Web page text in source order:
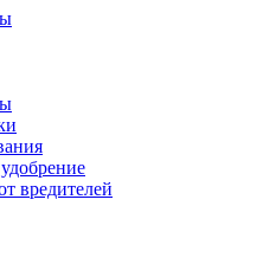
вредителей